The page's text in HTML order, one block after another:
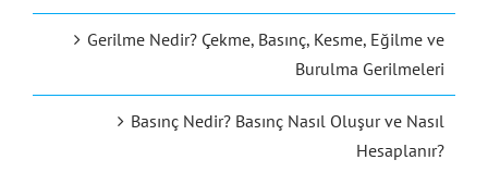
Gerilme Nedir? Çekme, Basınç, Kesme, Eğilme ve
Burulma Gerilmeleri
Basınç Nedir? Basınç Nasıl Oluşur ve Nasıl
Hesaplanır?